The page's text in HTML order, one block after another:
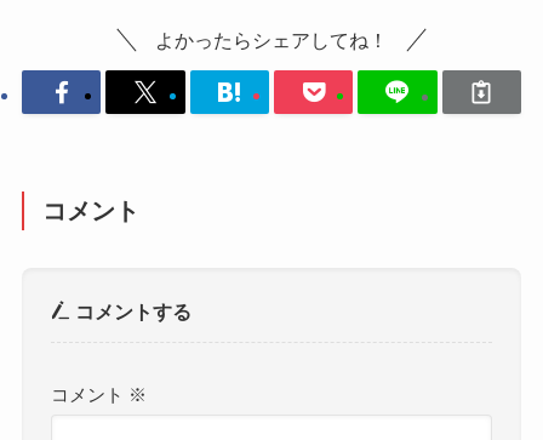
よかったらシェアしてね！
コメント
コメントする
コメント ※